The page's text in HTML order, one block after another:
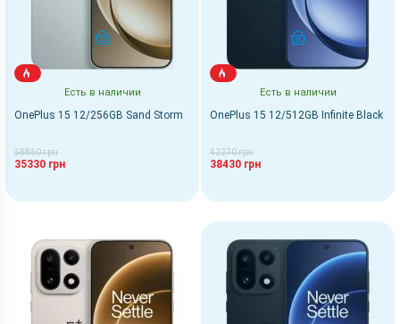
Есть в наличии
OnePlus 15 12/256GB Sand Storm
38860 грн
35330 грн
КУПИТЬ
Есть в наличии
OnePlus 15 12/512GB Infinite Black
42270 грн
38430 грн
КУПИТЬ